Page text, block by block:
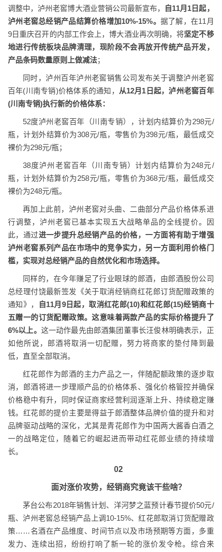
调整中，泸州老窖博大酒业营销公司最新宣布，
自11月1日起，
泸州老窖总经销产品结算价格增加10%-15%。 据了解，在11月
9日重庆召开的内部工作会上，博大酒业再次明确，将坚定不移
地进行传统板块品牌清理，现阶段不会再放开传统产品开发，
产品条码数量原则上做减法；
同时，泸州百年泸州老窖销售公司发布关于调整泸州老窖
百年(川南专销)价格体系的通知， 从12月1日起，泸州老窖百年
(川南专销)执行新的价格体系：
52度泸州老窖百年（川南专销），计划内结算价为298元/
瓶，计划外结算价为308元/瓶，零售价为398元/瓶，最低成交
裸价为298元/瓶；
38度泸州老窖百年（川南专销）计划内结算价为248元/
瓶，计划外结算价为258元/瓶，零售价为368元/瓶，最低成交
裸价为248元/瓶。
再加上此前，泸州老窖对头曲、二曲部分产品价格体系进
行调整，泸州老窖已基本实现五大战略单品的全线提价。因
此，通过进一步提升总经销产品的价格，一方面将有助于增强
泸州老窖系列产品在市场中的竞争实力，另一方面利用价格门
槛，实现对总经销产品的自然优化和市场选择。
同样的，在今年赚足了行业眼球的郎酒，由郎酒股份公司
总经理付饶最新签发《关于取消经销商红花郎订货配赠政策的
通知》，
自11月9日起，取消红花郎(10)和红花郎(15)经销商十
五赠一的订货配赠政策。这意味着两款产品的实际价格提升了
6%以上。 这一动作最先由郎酒集团董事长汪俊林明确表示，正
如他所说，郎酒将取消一切配赠，努力将商家的垫付降到最
低，直至全部取消。
红花郎作为郎酒的主力产品之一，伴随配额政策的逐步取
消，郎酒将进一步理顺产品的价格体系、强化价格管控并确保
价格稳中有升，同时保证商家经营利润逐渐上升、持续稳定赚
钱。红花郎的提价主要是得益于郎酒整体品牌价值的提升和对
品牌驱动战略的深化，尤其是青花郎作为中国两大酱香白酒之
一的战略定位，随着它的崛起进而带动红花郎业绩的持续增
长。
02
面对涨价攻势，经销商究竟该干些啥？
茅台公布2018年销售计划、洋河梦之蓝预计春节提价50元/
瓶、泸州老窖总经销产品上调10-15%、红花郎取消订货配赠政
策……名酒在产品维度、时间节点以及市场预期等方面，多重
发力、连续出招，纷纷打响了新一轮的涨价发令枪。综合来